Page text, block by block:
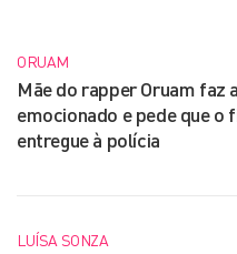
ORUAM
Mãe do rapper Oruam faz
emocionado e pede que o
entregue à polícia
LUÍSA SONZA